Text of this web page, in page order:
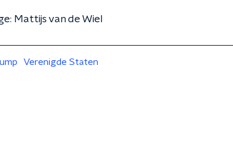
Mattijs van de Wiel
Verenigde Staten